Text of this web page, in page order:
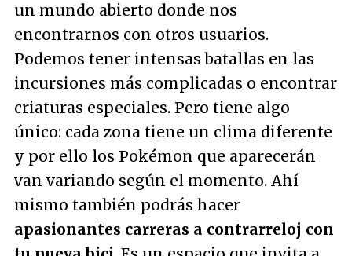
un mundo abierto donde nos
encontrarnos con otros usuarios.
Podemos tener intensas batallas en las
incursiones más complicadas o encontrar
criaturas especiales. Pero tiene algo
único: cada zona tiene un clima diferente
y por ello los Pokémon que aparecerán
van variando según el momento. Ahí
mismo también podrás hacer
apasionantes carreras a contrarreloj con